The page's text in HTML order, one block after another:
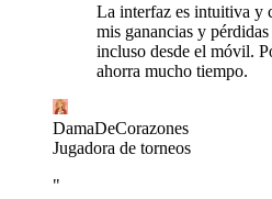
La interfaz es intuitiva y
mis ganancias y
incluso desde el móvil.
ahorra mucho tiempo.
DamaDeCorazones
Jugadora de torneos
"